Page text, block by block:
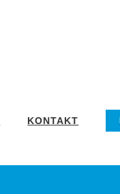
KONTAKT